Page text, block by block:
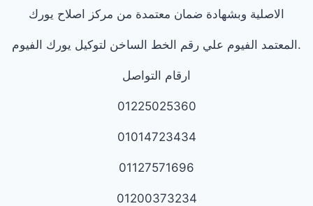
الاصلية وبشهادة ضمان معتمدة من مركز اصلاح يورك
.المعتمد الفيوم علي رقم الخط الساخن لتوكيل يورك الفيوم
ارقام التواصل
01225025360
01014723434
01127571696
01200373234